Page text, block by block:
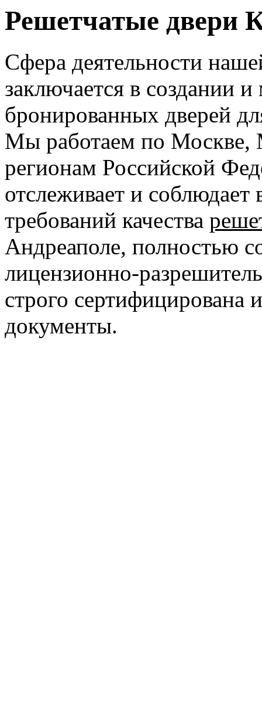
Решетчатые двери
Сфера деятельности
заключается в создании
бронированных дверей
Мы работаем по Москве,
регионам Российской
отслеживает и соблюдает
требований качества
Андреаполе, полностью
лицензионно-
строго
документы.